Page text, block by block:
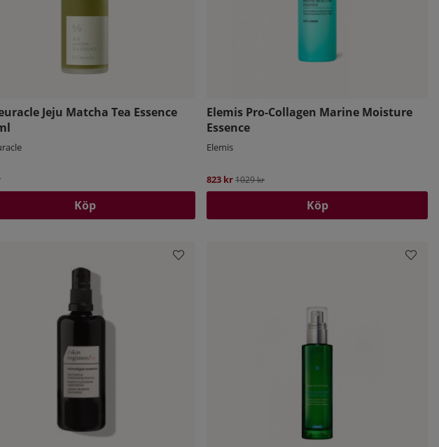
Jeju Matcha Tea Essence
Köp
Elemis Pro-Collagen Marine Moisture
Essence
Elemis
823 krOrdinarie pris:
1029 kr
Köp